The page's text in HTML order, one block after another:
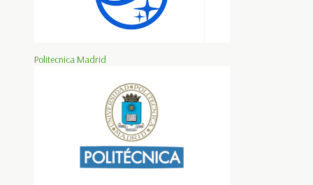
Politecnica Madrid